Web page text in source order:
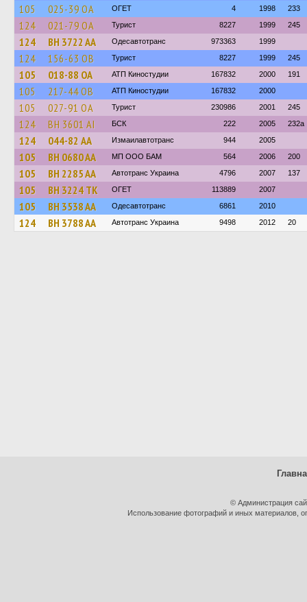
105 025-39 ОА ОГЕТ 4 1998 233
124 021-79 ОА Турист 8227 1999 245
124 BH 3722 AA Одесавтотранс 973363 1999
124 156-63 ОВ Турист 8227 1999 245
105 018-88 ОА АТП Киностудии 167832 2000 191
105 217-44 ОВ АТП Киностудии 167832 2000
105 027-91 ОА Турист 230986 2001 245
124 BH 3601 AI БСК 222 2005 232а
124 044-82 АА Измаилавтотранс 944 2005
105 BH 0680 AA МП ООО БАМ 564 2006 200
105 BH 2285 AA Автотранс Украина 4796 2007 137
105 BH 3224 TK ОГЕТ 113889 2007
105 BH 3538 AA Одесавтотранс 6861 2010
124 BH 3788 AA Автотранс Украина 9498 2012 20
© Администрация
Использование фотографий и иных материалов,